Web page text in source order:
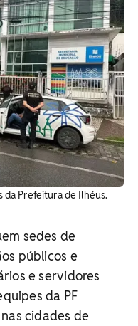
da Prefeitura de Ilhéus.
sedes de
públicos e
e servidores
da PF
cidades de